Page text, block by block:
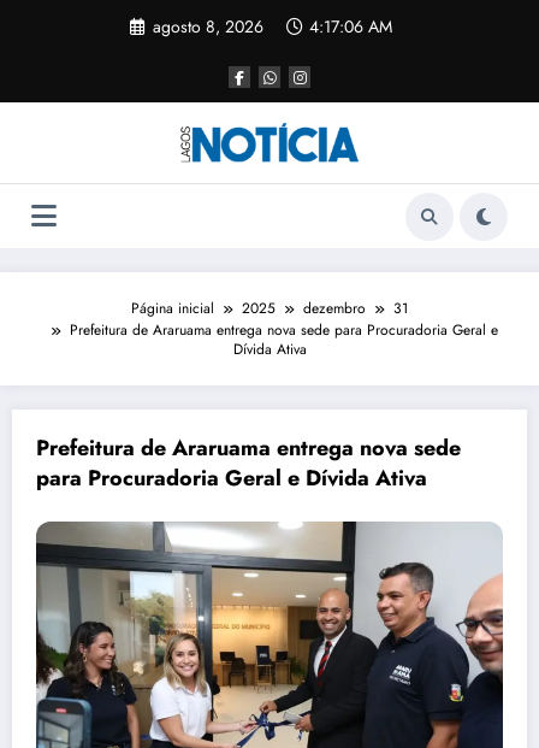
agosto 8, 2026 4:17:07 AM
Página inicial 2025 dezembro
31
Prefeitura de Araruama entrega nova sede para Procuradoria Geral e
Dívida Ativa
Prefeitura de Araruama entrega nova sede
para Procuradoria Geral e Dívida Ativa